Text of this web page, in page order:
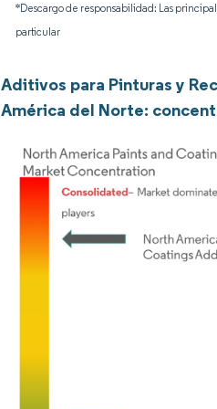
*Descargo de responsabilidad: Las
particular
Aditivos para Pinturas y
América del Norte: